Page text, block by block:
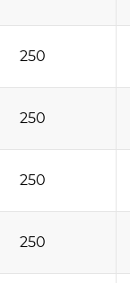
250
250
250
250